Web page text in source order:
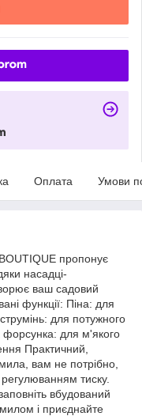
Оплата Умови
пропонує
насадці-
ваш садовий
функції: Піна: для
для потужного
форсунка: для м'якого
Практичний,
вам не потрібно,
тиску.
вбудований
і приєднайте